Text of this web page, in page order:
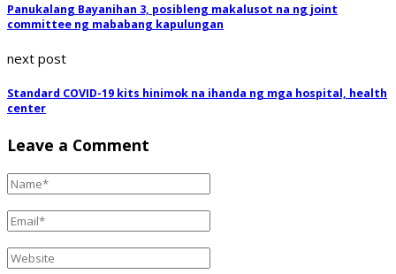
Panukalang Bayanihan 3, posibleng makalusot na ng joint
committee ng mababang kapulungan
next post
Standard COVID-19 kits hinimok na ihanda ng mga hospital, health
center
Leave a Comment